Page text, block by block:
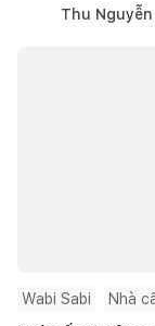
Thu Nguyễn
Wabi Sabi Nhà